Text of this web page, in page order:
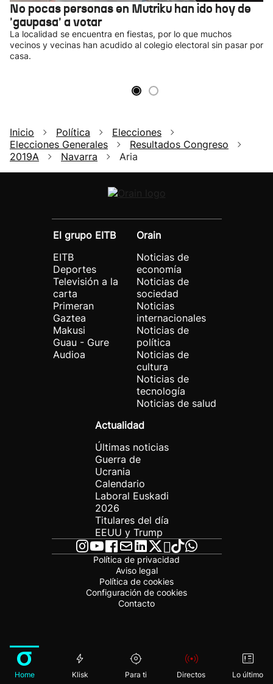
No pocas personas en Mutriku han ido hoy de
'gaupasa' a votar
La localidad se encuentra en fiestas, por lo que muchos
vecinos y vecinas han acudido al colegio electoral sin pasar por
casa.
Inicio Política
Elecciones
Elecciones Generales
Resultados Congreso
2019A
Navarra Aria
El grupo EITB
EITB
Deportes
Televisión a la
carta
Primeran
Gaztea
Makusi
Guau - Gure
Audioa
Orain
Noticias de
economía
Noticias de
sociedad
Noticias
internacionales
Noticias de
política
Noticias de
cultura
Noticias de
tecnología
Noticias de salud
Actualidad
Últimas noticias
Guerra de
Ucrania
Calendario
Laboral Euskadi
2026
Titulares del día
EEUU y Trump
Política de privacidad
Aviso legal
Política de cookies
Configuración de cookies
Contacto
Home Klisk Para ti Directos Lo último